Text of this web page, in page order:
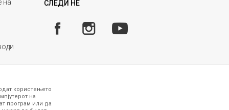
на СЛЕДИ НÉ
користењето
на
програм или да